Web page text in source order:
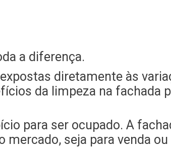
a diferença.
diretamente às
da limpeza na fachada
para ser ocupado. A
seja para venda